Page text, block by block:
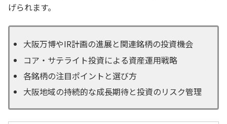
げられます。
大阪万博やIR計画の進展と関連銘柄の投資機会
コア・サテライト投資による資産運用戦略
各銘柄の注目ポイントと選び方
大阪地域の持続的な成長期待と投資のリスク管理